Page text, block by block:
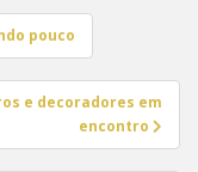
pouco
e decoradores em
encontro